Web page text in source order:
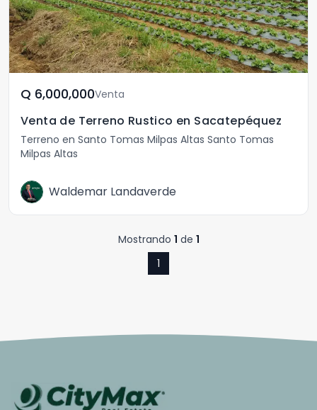
Q	6,000,000Venta
Venta de Terreno Rustico en Sacatepéquez
Terreno en Santo Tomas Milpas Altas Santo Tomas
Milpas Altas
Waldemar Landaverde
Mostrando 1 de 1
1